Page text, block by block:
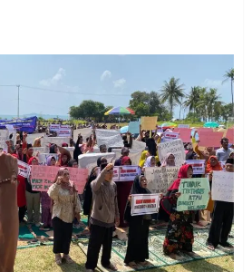
Resahkan Warga
JULI 17, 2026 0
Warga Pulau Rempang Serukan
Dukungan untuk Walhi Riau
dan LBH Pekanbaru
AGUSTUS 9, 2026 0